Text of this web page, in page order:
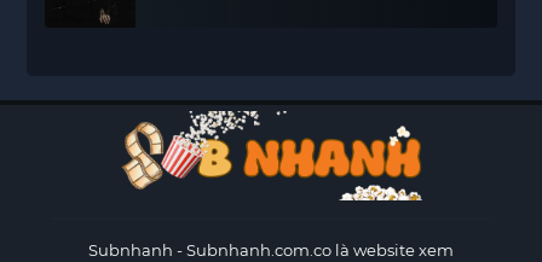
Subnhanh - Subnhanh.com.co là website xem